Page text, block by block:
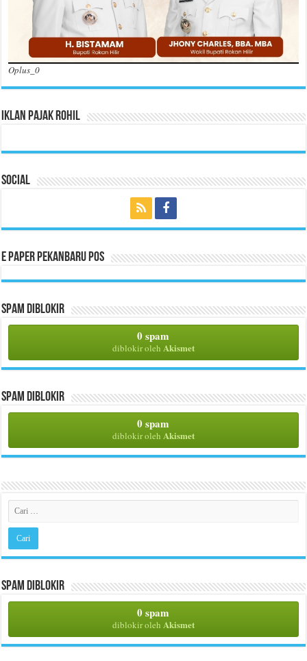
Oplus_0
Iklan Pajak Rohil
Social
E Paper Pekanbaru Pos
Spam Diblokir
0 spam
diblokir oleh Akismet
Spam Diblokir
0 spam
diblokir oleh Akismet
Spam Diblokir
0 spam
diblokir oleh Akismet